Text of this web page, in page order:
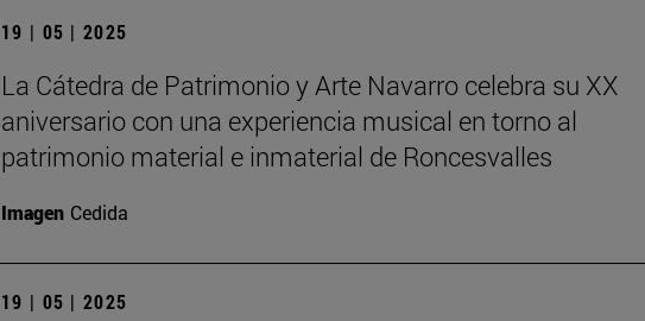
19 | 05 | 2025
La Cátedra de Patrimonio y Arte Navarro celebra su XX
aniversario con una experiencia musical en torno al
patrimonio material e inmaterial de Roncesvalles
Imagen Cedida
19 | 05 | 2025